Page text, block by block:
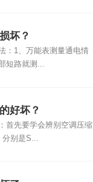
坏？
：1、万能表测量通电情
短路就测...
好坏？
首先要学会辨别空调压缩
分别是S...